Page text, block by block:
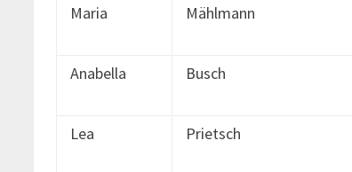
Maria Mählmann
Anabella Busch
Lea Prietsch